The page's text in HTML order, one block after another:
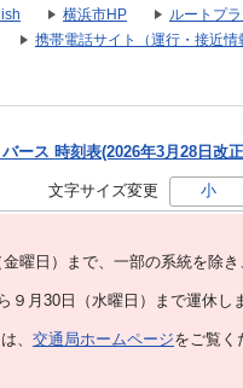
横浜市HP ルートプ
携帯電話サイト（運行・接近情
バース 時刻表(2026年3月28日改
文字サイズ変更 小
曜日）まで、⼀部の系統を除き
月30日（水曜日）まで運休し
、 交通局ホームページをご覧く